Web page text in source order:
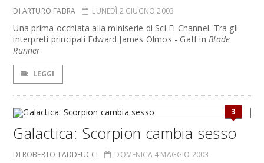
DI ARTURO FABRA LUNEDÌ 2 GIUGNO 2003
Una prima occhiata alla miniserie di Sci Fi Channel. Tra gli
interpreti principali Edward James Olmos - Gaff inBlade
Runner
LEGGI
3
Galactica: Scorpion cambia sesso
DI ROBERTO TADDEUCCI DOMENICA 4 MAGGIO 2003